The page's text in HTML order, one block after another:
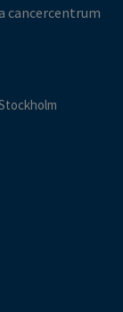
cancercentrum